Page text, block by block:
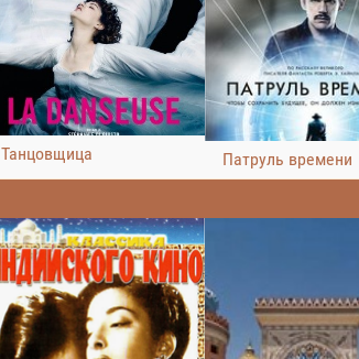
Танцовщица
Патруль времени